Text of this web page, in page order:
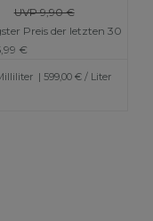
UVP 9,90 €
Preis der letzten 30
€
| 599,00 € / Liter